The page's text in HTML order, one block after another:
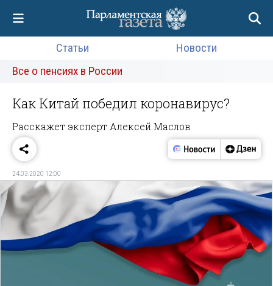
Статьи
Новости
Все о пенсиях в России
Как Китай победил коронавирус?
Расскажет эксперт Алексей Маслов
24.03.2020 12:00